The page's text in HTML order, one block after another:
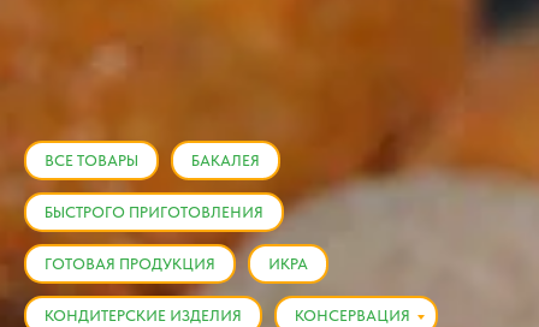
ВСЕ ТОВАРЫ БАКАЛЕЯ
БЫСТРОГО ПРИГОТОВЛЕНИЯ
ГОТОВАЯ ПРОДУКЦИЯ ИКРА
КОНДИТЕРСКИЕ ИЗДЕЛИЯ КОНСЕРВАЦИЯ